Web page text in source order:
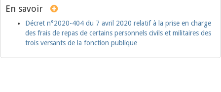
En savoir
Décret n°2020-404 du 7 avril 2020 relatif à la prise en charge
des frais de repas de certains personnels civils et militaires des
trois versants de la fonction publique